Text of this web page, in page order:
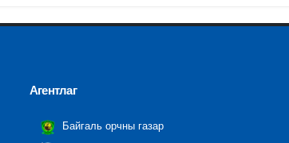
Агентлаг
Байгаль орчны газар